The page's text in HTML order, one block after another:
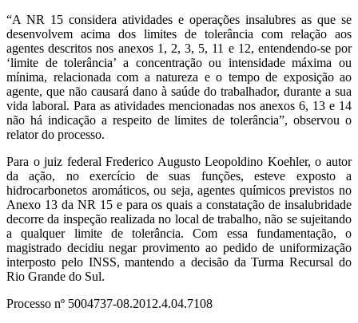
“A NR 15 considera atividades e operações insalubres as que se
desenvolvem acima dos limites de tolerância com relação aos
agentes descritos nos anexos 1, 2, 3, 5, 11 e 12, entendendo-se por
‘limite de tolerância’ a concentração ou intensidade máxima ou
mínima, relacionada com a natureza e o tempo de exposição ao
agente, que não causará dano à saúde do trabalhador, durante a sua
vida laboral. Para as atividades mencionadas nos anexos 6, 13 e 14
não há indicação a respeito de limites de tolerância”, observou o
relator do processo.
Para o juiz federal Frederico Augusto Leopoldino Koehler, o autor
da ação, no exercício de suas funções, esteve exposto a
hidrocarbonetos aromáticos, ou seja, agentes químicos previstos no
Anexo 13 da NR 15 e para os quais a constatação de insalubridade
decorre da inspeção realizada no local de trabalho, não se sujeitando
a qualquer limite de tolerância. Com essa fundamentação, o
magistrado decidiu negar provimento ao pedido de uniformização
interposto pelo INSS, mantendo a decisão da Turma Recursal do
Rio Grande do Sul.
Processo nº 5004737-08.2012.4.04.7108